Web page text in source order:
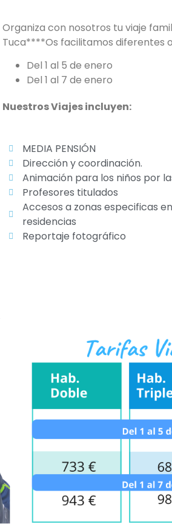
Organiza con nosotros tu viaje
Tuca****Os facilitamos diferentes
Del 1 al 5 de enero
Del 1 al 7 de enero
Nuestros Viajes incluyen:
MEDIA PENSIÓN
Dirección y coordinación.
Animación para los niños por
Profesores titulados
Accesos a zonas especificas
residencias
Reportaje fotográfico